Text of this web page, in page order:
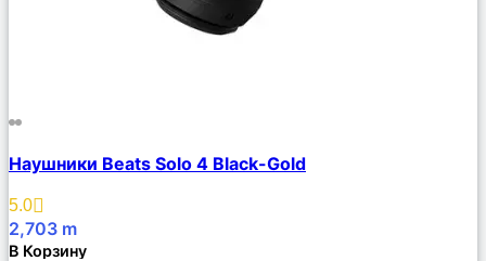
Описание
Избранное
Наушники Beats Solo 4 Black-Gold
5.0
2,703 m
В Корзину